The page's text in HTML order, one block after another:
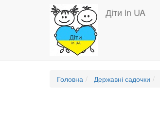
Діти in UA
Основная
навигация
Головна Державні садочки